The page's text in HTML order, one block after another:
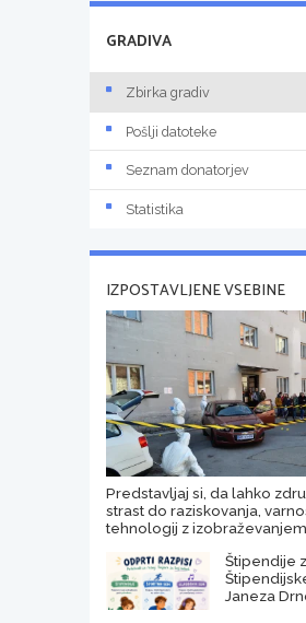
GRADIVA
Zbirka gradiv
Pošlji datoteke
Seznam donatorjev
Statistika
IZPOSTAVLJENE VSEBINE
Predstavljaj si, da lahko
strast do raziskovanja,
tehnologij z izobraževanjem
Štipendije
Janeza